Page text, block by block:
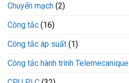
Chuyển mạch (2)
Công tắc (16)
Công tắc áp suất (1)
Công tắc hành trình Telemecanique